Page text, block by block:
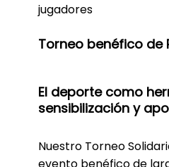
jugadores
Torneo benéfico de
El deporte como
sensibilización y
Nuestro Torneo
evento benéfico de